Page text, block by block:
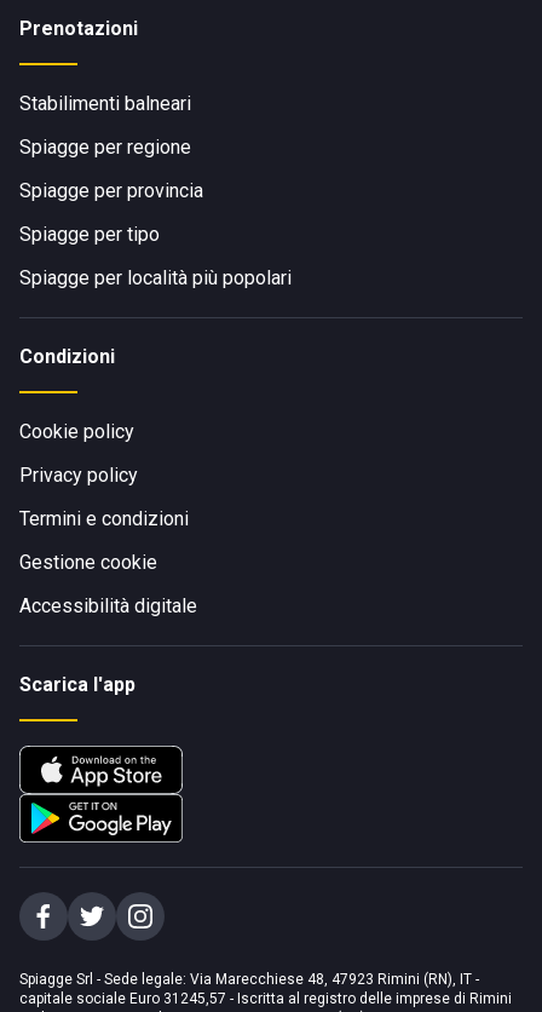
Prenotazioni
Stabilimenti balneari
Spiagge per regione
Spiagge per provincia
Spiagge per tipo
Spiagge per località più popolari
Condizioni
Cookie policy
Privacy policy
Termini e condizioni
Gestione cookie
Accessibilità digitale
Scarica l'app
Spiagge Srl - Sede legale: Via Marecchiese 48, 47923 Rimini (RN), IT -
capitale sociale Euro 31245,57 - Iscritta al registro delle imprese di Rimini